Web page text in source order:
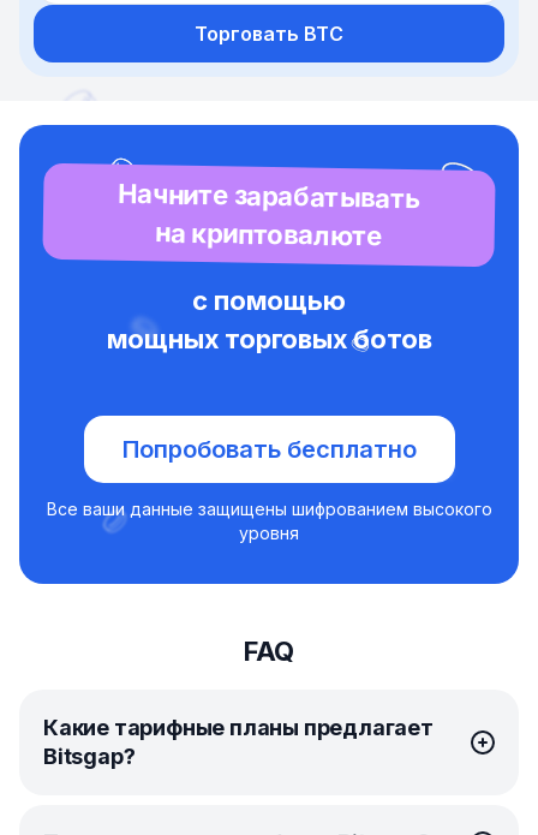
Торговать BTC
Начните зарабатывать
на криптовалюте
с помощью
мощных торговых ботов
Попробовать бесплатно
Все ваши данные защищены шифрованием высокого
уровня
FAQ
Какие тарифные планы предлагает
Bitsgap?
Bitsgap предлагает простые и доступные